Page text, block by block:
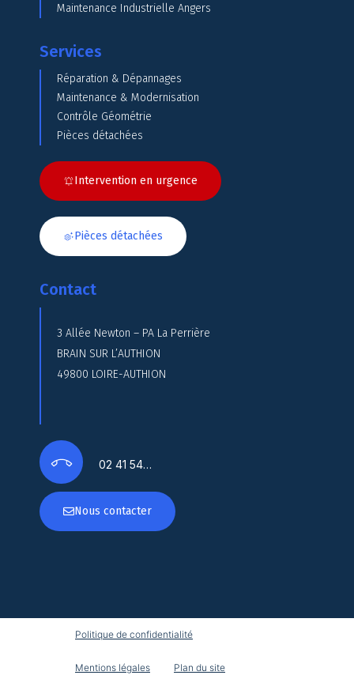
Maintenance Industrielle Angers
Services
Réparation & Dépannages
Maintenance & Modernisation
Contrôle Géométrie
Pièces détachées
Intervention en urgence
Pièces détachées
Contact
3 Allée Newton – PA La Perrière
BRAIN SUR L’AUTHION
49800 LOIRE-AUTHION
02 41 54…
Nous contacter
Politique de confidentialité
Mentions légales Plan du site